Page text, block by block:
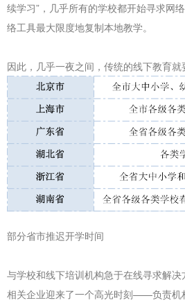
续学习”，几乎所有的学校都开始寻求网
络工具最大限度地复制本地教学。
因此，几乎一夜之间，传统的线下教育就
部分省市推迟开学时间
与学校和线下培训机构急于在线寻求解
相关企业迎来了一个高光时刻——负责机